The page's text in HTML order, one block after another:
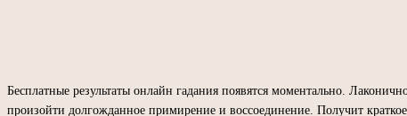
Бесплатные результаты онлайн гадания появятся моментально.
произойти долгожданное примирение и воссоединение. Получит